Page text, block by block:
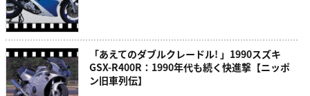
「あえてのダブルクレードル! 」1990スズキ
GSX-R400R：1990年代も続く快進撃【ニッポ
ン旧車列伝】